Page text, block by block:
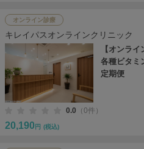
オンライン診療
キレイパスオンラインクリニック
【オンラ
各種ビタミ
定期便
0.0 （0件）
20,190 円 (税込)